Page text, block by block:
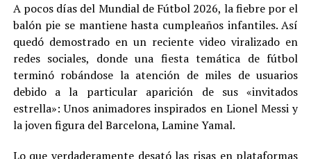
A pocos días del Mundial de Fútbol 2026, la fiebre por el
balón pie se mantiene hasta cumpleaños infantiles. Así
quedó demostrado en un reciente video viralizado en
redes sociales, donde una fiesta temática de fútbol
terminó robándose la atención de miles de usuarios
debido a la particular aparición de sus «invitados
estrella»: Unos animadores inspirados en Lionel Messi y
la joven figura del Barcelona, Lamine Yamal.
Lo que verdaderamente desató las risas en plataformas